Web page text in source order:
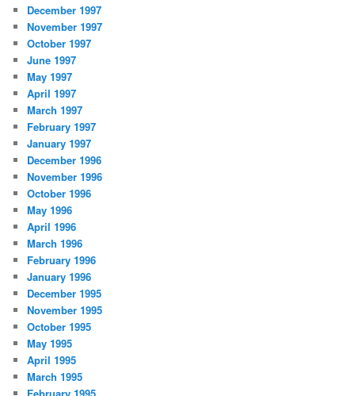
December 1997
November 1997
October 1997
June 1997
May 1997
April 1997
March 1997
February 1997
January 1997
December 1996
November 1996
October 1996
May 1996
April 1996
March 1996
February 1996
January 1996
December 1995
November 1995
October 1995
May 1995
April 1995
March 1995